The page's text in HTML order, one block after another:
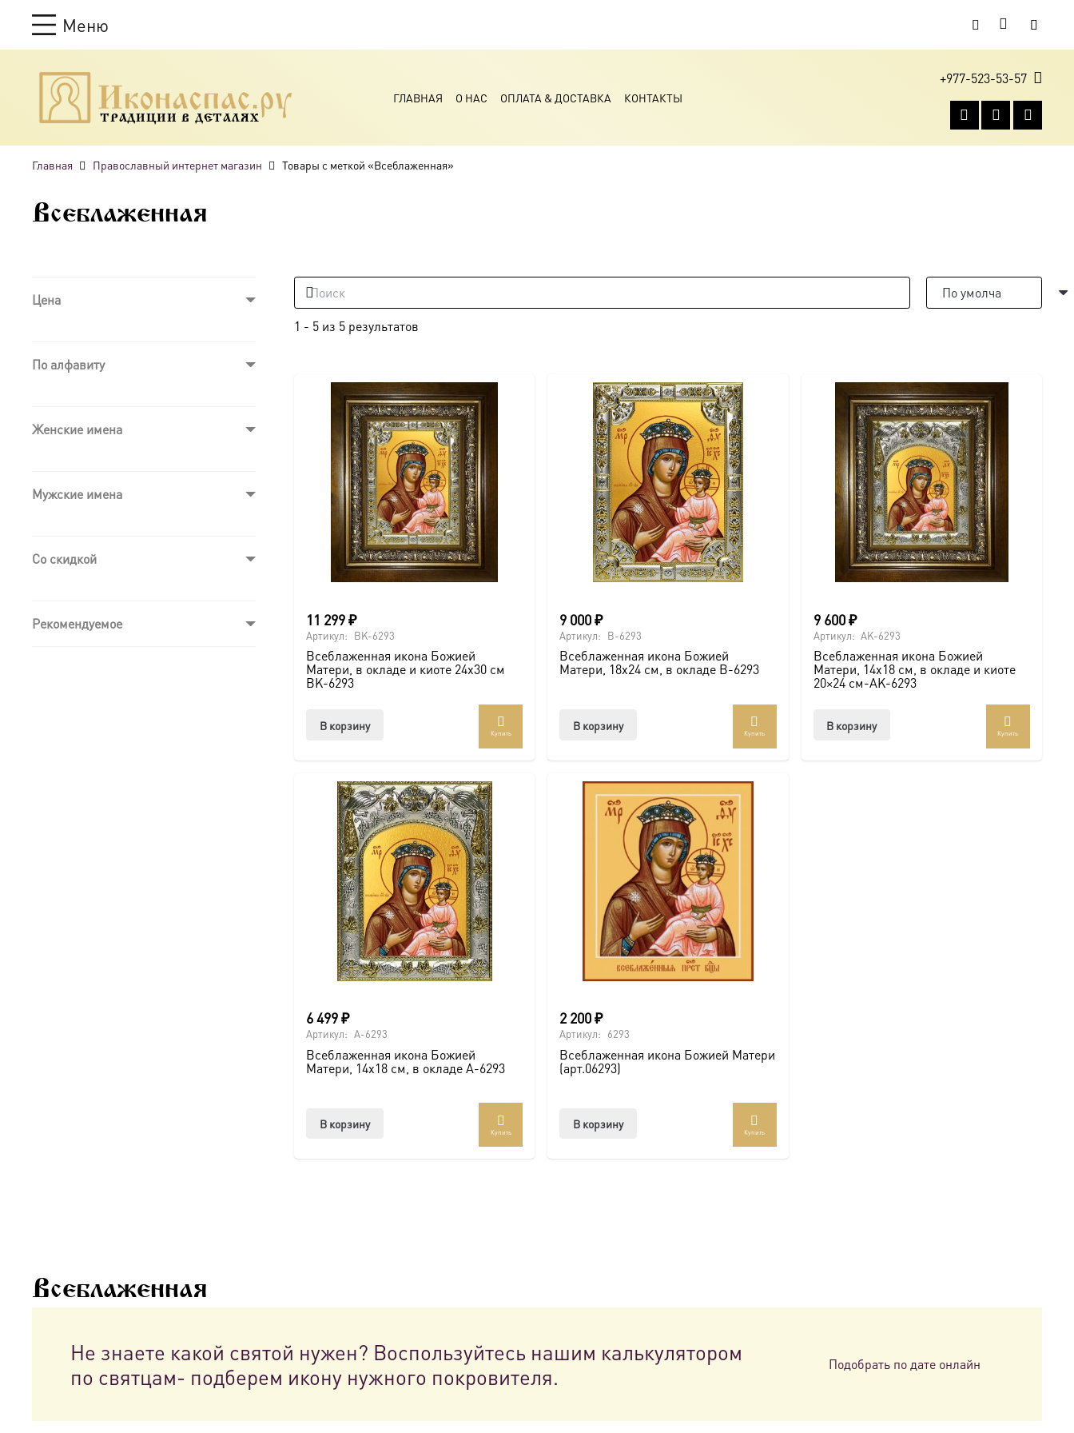
Меню
ТРАДИЦИИ В ДЕТАЛЯХ
ГЛАВНАЯ О НАС ОПЛАТА & ДОСТАВКА КОНТАКТЫ
+977-523-53-57
Главная Православный интернет магазин Товары с меткой «Всеблаженная»
Всеблаженная
Цена
По алфавиту
Женские имена
Мужские имена
Со скидкой
Рекомендуемое
1 - 5 из 5 результатов
11 299₽
Артикул: BK-6293
Всеблаженная икона Божией
Матери, в окладе и киоте 24х30 см
BK-6293
В корзину
Купить
9 000₽
Артикул: B-6293
Всеблаженная икона Божией
Матери, 18х24 см, в окладе B-6293
В корзину
Купить
9 600₽
Артикул: AK-6293
Всеблаженная икона Божией
Матери, 14х18 см, в окладе и киоте
20×24 см-AK-6293
В корзину
Купить
6 499₽
Артикул: A-6293
Всеблаженная икона Божией
Матери, 14х18 см, в окладе A-6293
В корзину
Купить
2 200₽
Артикул: 6293
Всеблаженная икона Божией Матери
(арт.06293)
В корзину
Купить
Всеблаженная
Не знаете какой святой нужен? Воспользуйтесь нашим калькулятором
по святцам- подберем икону нужного покровителя.
Подобрать по дате онлайн